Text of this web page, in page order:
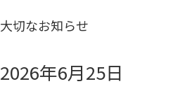
大切なお知らせ
2026年6月25日